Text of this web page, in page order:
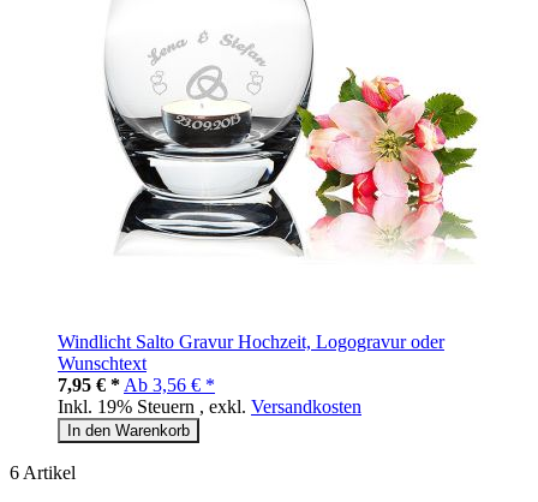
Windlicht Salto Gravur Hochzeit, Logogravur oder
Wunschtext
7,95 € * Ab 3,56 € *
Inkl. 19% Steuern , exkl. Versandkosten
In den Warenkorb
6 Artikel